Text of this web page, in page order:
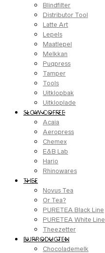
Blindfilter
Distributor Tool
Latte Art
Lepels
Maatlepel
Melkkan
Puqpress
Tamper
Tools
Uitklopbak
Uitkloplade
SLOW COFFEE
Acaia
Aeropress
Chemex
E&B Lab
Hario
Rhinowares
THEE
Novus Tea
Or Tea?
PURETEA Black Line
PURETEA White Line
Theezetter
BIJPRODUCTEN
Chocolademelk